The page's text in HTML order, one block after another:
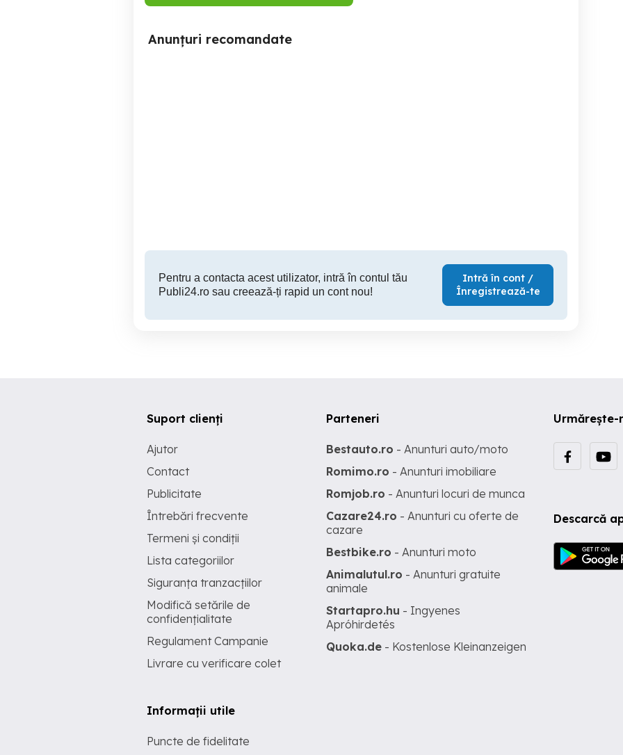
Anunțuri recomandate
Pentru a contacta acest utilizator, intră în contul tău
Publi24.ro sau creează-ți rapid un cont nou!
Intră în cont /
Înregistrează-te
Urmărește-
Descarcă
Suport clienți
Ajutor
Contact
Publicitate
Întrebări frecvente
Termeni și condiții
Lista categoriilor
Siguranța tranzacțiilor
Modifică setările de
confidențialitate
Regulament Campanie
Livrare cu verificare colet
Informații utile
Puncte de fidelitate
Parteneri
Bestauto.ro - Anunturi auto/moto
Romimo.ro - Anunturi imobiliare
Romjob.ro - Anunturi locuri de munca
Cazare24.ro - Anunturi cu oferte de
cazare
Bestbike.ro - Anunturi moto
Animalutul.ro - Anunturi gratuite
animale
Startapro.hu - Ingyenes
Apróhirdetés
Quoka.de - Kostenlose Kleinanzeigen